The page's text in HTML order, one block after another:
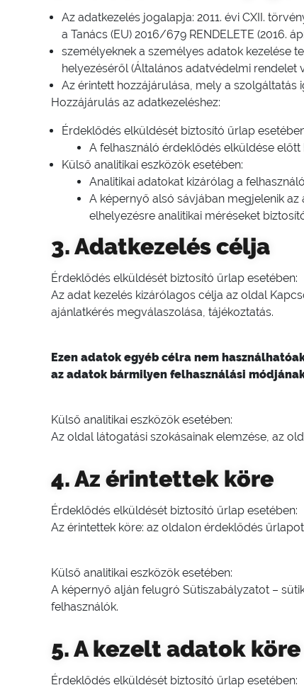
Az adatkezelés jogalapja: 2011. évi CXII.
a Tanács (EU) 2016/679 RENDELETE (2016.
személyeknek a személyes adatok kezelése
helyezéséről (Általános adatvédelmi rendelet
Az érintett hozzájárulása, mely a
Hozzájárulás az adatkezeléshez:
Érdeklődés elküldését biztosító űrlap
A felhasználó érdeklődés elküldése
Külső analitikai eszközök esetében:
Analitikai adatokat kizárólag a
A képernyő alsó sávjában megjelenik
elhelyezésre analitikai méréseket
3. Adatkezelés célja
Érdeklődés elküldését biztosító űrlap esetében:
Az adat kezelés kizárólagos célja az oldal
ajánlatkérés megválaszolása, tájékoztatás.
Ezen adatok egyéb célra nem
az adatok bármilyen felhasználási
Külső analitikai eszközök esetében:
Az oldal látogatási szokásainak elemzése, az
4. Az érintettek köre
Érdeklődés elküldését biztosító űrlap esetében:
Az érintettek köre: az oldalon érdeklődés
Külső analitikai eszközök esetében:
A képernyő alján felugró Sütiszabályzatot –
felhasználók.
5. A kezelt adatok köre
Érdeklődés elküldését biztosító űrlap esetében: